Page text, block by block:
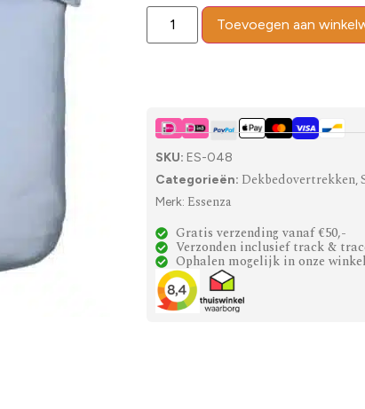
Toevoegen aan
SKU: ES-048
Categorieën: Dekbedovertrekken,
Merk: Essenza
Gratis verzending vanaf €50,-
Verzonden inclusief track &
Ophalen mogelijk in onze